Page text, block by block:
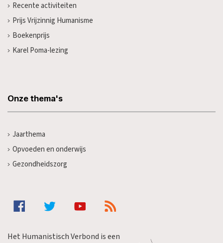
Recente activiteiten
Prijs Vrijzinnig Humanisme
Boekenprijs
Karel Poma-lezing
Onze thema's
Jaarthema
Opvoeden en onderwijs
Gezondheidszorg
Het Humanistisch Verbond is een